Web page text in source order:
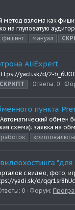
метод взлома как
на глуповатую
фишинг мануал
AliExpert
yadi.sk/d/2-
СКРИПТ Ответы: 0
пункта
обмен
схема): заявка на
криптовалюты
с видео, фото,
yadi.sk/d/
0 Форум: